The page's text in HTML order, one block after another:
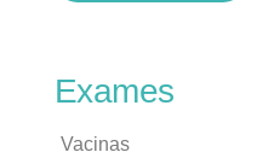
Exames
Vacinas